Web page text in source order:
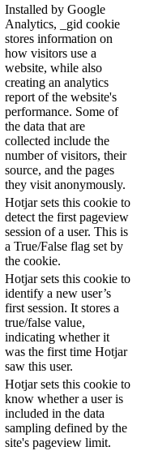
Installed by Google
Analytics, _gid cookie
stores information on
how visitors use a
website, while also
creating an analytics
report of the website's
performance. Some of
the data that are
collected include the
number of visitors, their
source, and the pages
they visit anonymously.
Hotjar sets this cookie to
detect the first pageview
session of a user. This is
a True/False flag set by
the cookie.
Hotjar sets this cookie to
identify a new user’s
first session. It stores a
true/false value,
indicating whether it
was the first time Hotjar
saw this user.
Hotjar sets this cookie to
know whether a user is
included in the data
sampling defined by the
site's pageview limit.